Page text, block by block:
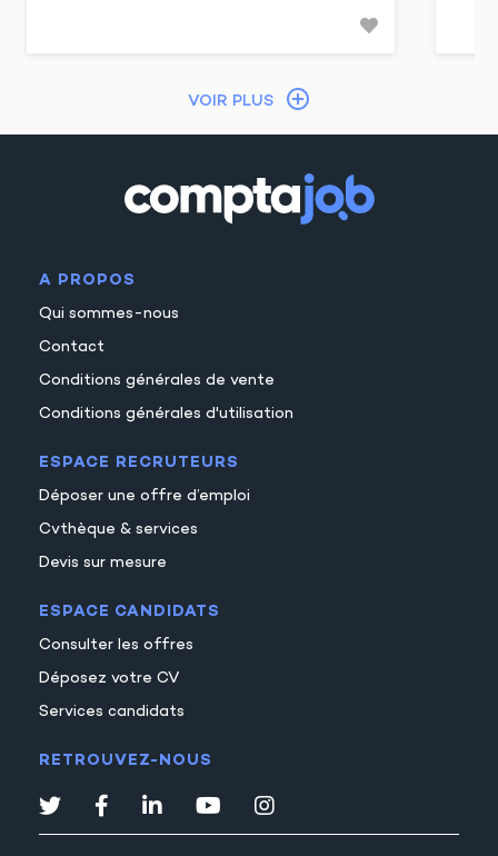
VOIR PLUS
A PROPOS
Qui sommes-nous
Contact
Conditions générales de vente
Conditions générales d'utilisation
ESPACE RECRUTEURS
Déposer une offre d’emploi
Cvthèque & services
Devis sur mesure
ESPACE CANDIDATS
Consulter les offres
Déposez votre CV
Services candidats
RETROUVEZ-NOUS